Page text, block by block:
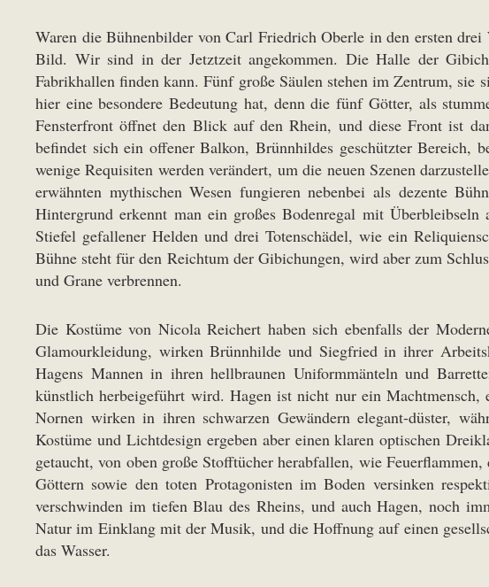
Waren die Bühnenbilder von Carl Friedrich Oberle in den ersten
Bild. Wir sind in der Jetztzeit angekommen. Die Halle der
Fabrikhallen finden kann. Fünf große Säulen stehen im Zentrum,
hier eine besondere Bedeutung hat, denn die fünf Götter, als
Fensterfront öffnet den Blick auf den Rhein, und diese Front ist
befindet sich ein offener Balkon, Brünnhildes geschützter Bereich,
wenige Requisiten werden verändert, um die neuen Szenen
erwähnten mythischen Wesen fungieren nebenbei als dezente
Hintergrund erkennt man ein großes Bodenregal mit
Stiefel gefallener Helden und drei Totenschädel, wie ein
Bühne steht für den Reichtum der Gibichungen, wird aber zum
und Grane verbrennen.
Die Kostüme von Nicola Reichert haben sich ebenfalls der
Glamourkleidung, wirken Brünnhilde und Siegfried in ihrer
Hagens Mannen in ihren hellbraunen Uniformmänteln und
künstlich herbeigeführt wird. Hagen ist nicht nur ein
Nornen wirken in ihren schwarzen Gewändern elegant-düster,
Kostüme und Lichtdesign ergeben aber einen klaren optischen
getaucht, von oben große Stofftücher herabfallen, wie
Göttern sowie den toten Protagonisten im Boden versinken
verschwinden im tiefen Blau des Rheins, und auch Hagen, noch
Natur im Einklang mit der Musik, und die Hoffnung auf einen
das Wasser.